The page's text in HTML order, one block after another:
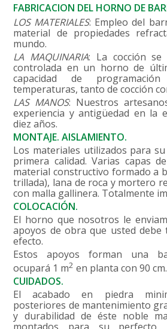
FABRICACION DEL HORNO DE
LOS MATERIALES: Empleo del
material de propiedades
mundo.
LA MAQUINARIA: La cocción se
controlada en un horno de
capacidad de
temperaturas, tanto de cocción
LAS MANOS: Nuestros
experiencia y antigüedad en la
diez años.
MONTAJE. AISLAMIENTO.
Los materiales utilizados para
primera calidad. Varias capas
material constructivo formado a
trillada), lana de roca y mortero
con malla gallinera. Totalmente
COLOCACIÓN.
El horno que nosotros le
apoyos de obra que usted debe
efecto.
Estos apoyos forman una
ocupará 1 m2 en planta con 90
CUIDADOS.
El acabado en piedra
posteriores de mantenimiento
y durabilidad de éste noble